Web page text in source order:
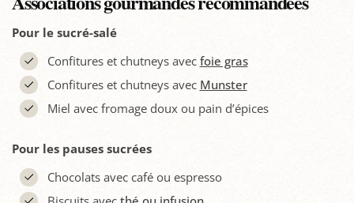
Pour le sucré-salé
Confitures et chutneys avec foie gras
Confitures et chutneys avec Munster
Miel avec fromage doux ou pain d’épices
Pour les pauses sucrées
Chocolats avec café ou espresso